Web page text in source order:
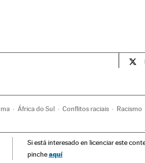
África do Sul Conflitos raciais Racismo
Política Justiça
Si está interesado en licenciar este
pincheaquí